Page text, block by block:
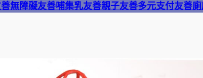
無障礙友善哺集乳友善親子友善多元支付友善